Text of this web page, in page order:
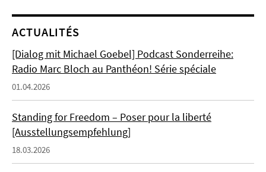
ACTUALITÉS
[Dialog mit Michael Goebel] Podcast Sonderreihe:
Radio Marc Bloch au Panthéon! Série spéciale
01.04.2026
Standing for Freedom – Poser pour la liberté
[Ausstellungsempfehlung]
18.03.2026